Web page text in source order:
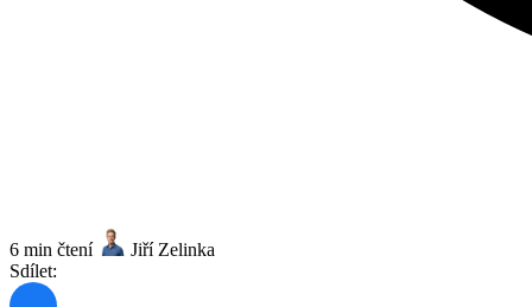
6 min čtení
Jiří Zelinka
Sdílet: